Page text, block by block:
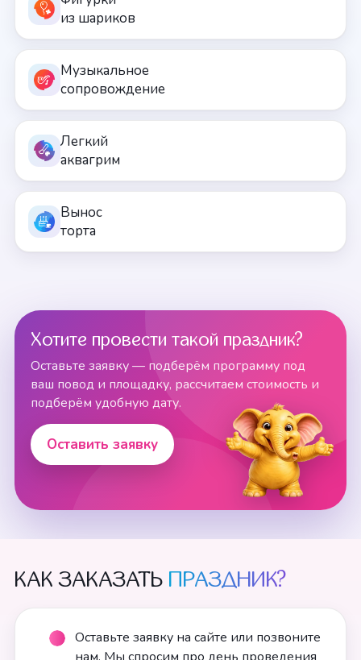
из шариков
Музыкальное
сопровождение
Легкий
аквагрим
Вынос
торта
Хотите провести такой праздник?
Оставьте заявку — подберём программу под
ваш повод и площадку, рассчитаем стоимость и
подберём удобную дату.
Оставить заявку
КАК ЗАКАЗАТЬ ПРАЗДНИК?
Оставьте заявку на сайте или позвоните